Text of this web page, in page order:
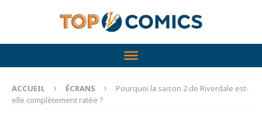
ACCUEIL ÉCRANS
Pourquoi la saison 2 de Riverdale est-
elle complètement ratée ?